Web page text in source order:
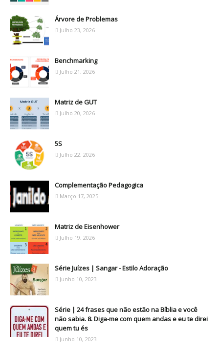
Árvore de Problemas
Julho 23, 2026
Benchmarking
Julho 21, 2026
Matriz de GUT
Julho 20, 2026
5S
Julho 22, 2026
Complementação Pedagogica
Março 17, 2025
Matriz de Eisenhower
Julho 19, 2026
Série Juízes | Sangar - Estilo Adoração
Junho 10, 2023
Série | 24 frases que não estão na Bíblia e você
não sabia. 8. Diga-me com quem andas e eu te direi
quem tu és
Junho 10, 2023